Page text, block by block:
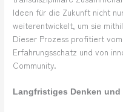
Ideen für die Zukunft nicht
weiterentwickelt, um sie
Dieser Prozess profitiert
Erfahrungsschatz und von
Community.
Langfristiges Denken